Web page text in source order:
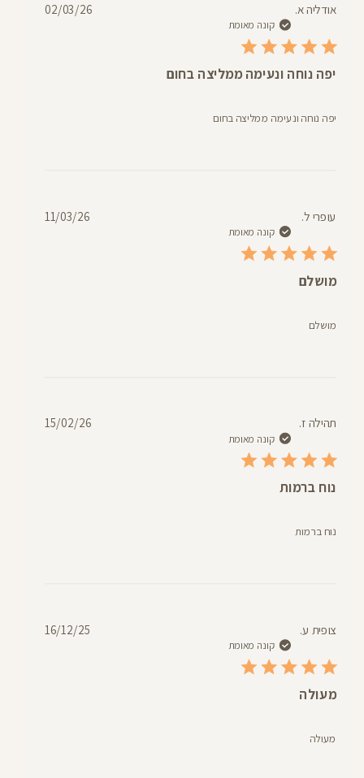
אודליה א.
קונה מאומת
יפה נוחה ונעימה ממליצה בחום
יפה נוחה ונעימה ממליצה בחום
תאריך02/03/26
עופרי ל.
קונה מאומת
מושלם
מושלם
11/03/26
תהילה ז.
קונה מאומת
נוח ברמות
נוח ברמות
תאריך15/02/26
צופית ע.
קונה מאומת
מעולה
מעולה
16/12/25